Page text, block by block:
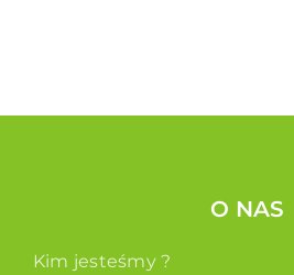
O NAS
Kim jesteśmy ?